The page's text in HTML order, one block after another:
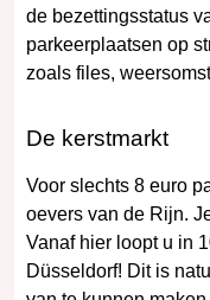
de bezettingsstatus
parkeerplaatsen op
zoals files,
De kerstmarkt
Voor slechts 8 euro
oevers van de Rijn.
Vanaf hier loopt u in
Düsseldorf! Dit is